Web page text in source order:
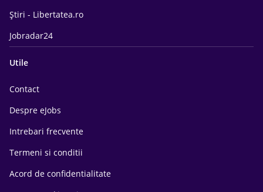
Știri - Libertatea.ro
Jobradar24
Utile
Contact
Despre eJobs
Intrebari frecvente
Termeni si conditii
Acord de confidentialitate